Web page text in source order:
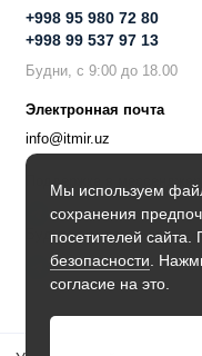
Мы используем
сохранения
посетителей сайта.
безопасности .
согласие на это.
+998 95 980 72 80
+998 99 537 97 13
Будни, с 9:00 до 18.00
Электронная почта
info@itmir.uz
Поддержка в мессенджере
Будьте в курсе наших